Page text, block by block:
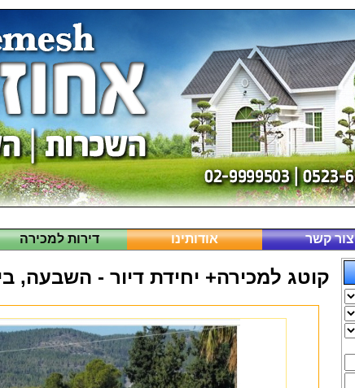
צור קשר אודותינו דירות למכירה
קוטג למכירה+ יחידת דיור - השבעה,